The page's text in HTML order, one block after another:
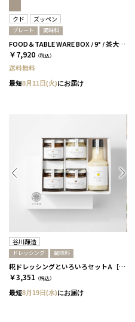
クド ズッペン
プレート 調味料
FOOD＆TABLE WARE BOX / 9° / 茶大色 / ズッペン
￥7,920 （税込）
送料無料
最短8月11日(火)にお届け
谷川醸造
ドレッシング 調味料
糀ドレッシングといろいろセットA［谷川醸造］
￥3,351 （税込）
最短8月19日(水)にお届け